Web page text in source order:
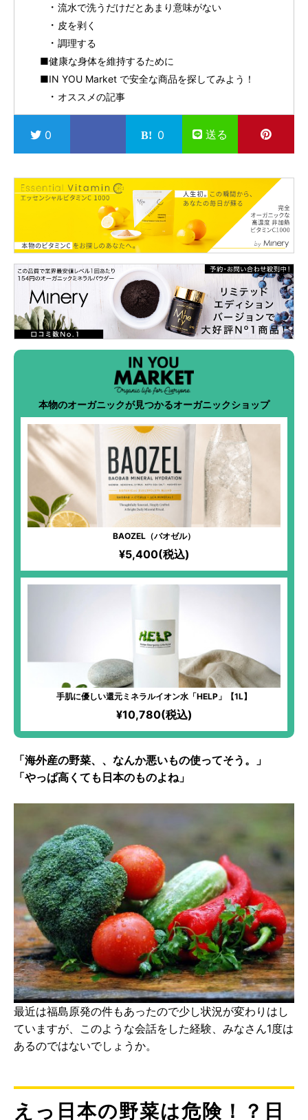
流水で洗うだけだとあまり意味がない
皮を剥く
調理する
■健康な身体を維持するために
■IN YOU Market で安全な商品を探してみよう！
オススメの記事
0 0 送る
本物のオーガニックが見つかるオーガニックショップ
BAOZEL（バオゼル）
¥5,400(税込)
手肌に優しい還元ミネラルイオン水「HELP」【1L】
¥10,780(税込)
「海外産の野菜、、なんか悪いもの使ってそう。」
「やっぱ高くても日本のものよね」
最近は福島原発の件もあったので少し状況が変わりはし
ていますが、このような会話をした経験、みなさん1度は
あるのではないでしょうか。
えっ日本の野菜は危険！？日